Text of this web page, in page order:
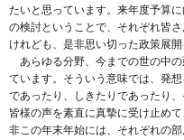
たいと思っています。来年度予算
の検討ということで、それぞれ皆
けれども、是非思い切った政策展
あらゆる分野、今までの世の中
ています。そういう意味では、発
であったり、しきたりであったり
皆様の声を素直に真摯に受け止め
非この年末年始には、それぞれの